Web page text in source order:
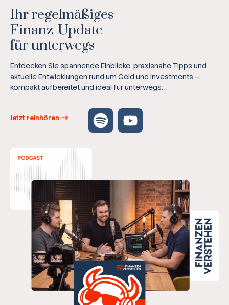
Ihr regelmäßiges
Finanz-Update
für unterwegs
Entdecken Sie spannende Einblicke, praxisnahe Tipps und
aktuelle Entwicklungen rund um Geld und Investments –
kompakt aufbereitet und ideal für unterwegs.
Jetzt reinhören